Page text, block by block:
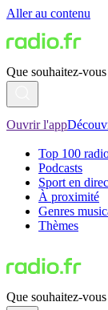
Aller au contenu
Que souhaitez-
Ouvrir l'app
Top 100
Podcasts
Sport en
À proximité
Genres
Thèmes
Que souhaitez-